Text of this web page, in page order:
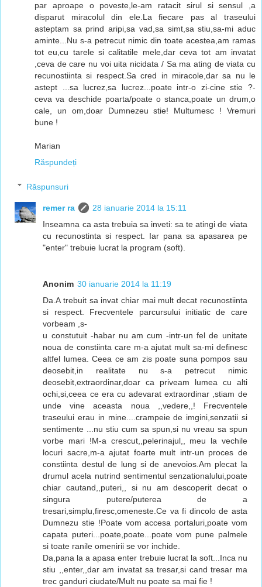
par aproape o poveste,le-am ratacit sirul si sensul ,a
disparut miracolul din ele.La fiecare pas al traseului
asteptam sa prind aripi,sa vad,sa simt,sa stiu,sa-mi aduc
aminte...Nu s-a petrecut nimic din toate acestea,am ramas
tot eu,cu tarele si calitatile mele,dar ceva tot am invatat
,ceva de care nu voi uita nicidata / Sa ma ating de viata cu
recunostiinta si respect.Sa cred in miracole,dar sa nu le
astept ...sa lucrez,sa lucrez...poate intr-o zi-cine stie ?-
ceva va deschide poarta/poate o stanca,poate un drum,o
cale, un om,doar Dumnezeu stie! Multumesc ! Vremuri
bune !
Marian
Răspundeți
Răspunsuri
remer ra
28 ianuarie 2014 la 15:11
Inseamna ca asta trebuia sa inveti: sa te atingi de viata
cu recunostinta si respect. Iar pana sa apasarea pe
"enter" trebuie lucrat la program (soft).
Anonim 30 ianuarie 2014 la 11:19
Da.A trebuit sa invat chiar mai mult decat recunostiinta
si respect. Frecventele parcursului initiatic de care
vorbeam ,s-
u constutuit -habar nu am cum -intr-un fel de unitate
noua de constiinta care m-a ajutat mult sa-mi definesc
altfel lumea. Ceea ce am zis poate suna pompos sau
deosebit,in realitate nu s-a petrecut nimic
deosebit,extraordinar,doar ca priveam lumea cu alti
ochi,si,ceea ce era cu adevarat extraordinar ,stiam de
unde vine aceasta noua ,,vedere,,! Frecventele
traseului erau in mine....crampeie de imgini,senzatii si
sentimente ...nu stiu cum sa spun,si nu vreau sa spun
vorbe mari !M-a crescut,,pelerinajul,, meu la vechile
locuri sacre,m-a ajutat foarte mult intr-un proces de
constiinta destul de lung si de anevoios.Am plecat la
drumul acela nutrind sentimentul senzationalului,poate
chiar cautand,,puteri,, si nu am descoperit decat o
singura putere/puterea de a
tresari,simplu,firesc,omeneste.Ce va fi dincolo de asta
Dumnezu stie !Poate vom accesa portaluri,poate vom
capata puteri...poate,poate...poate vom pune palmele
si toate ranile omenirii se vor inchide.
Da,pana la a apasa enter trebuie lucrat la soft...Inca nu
stiu ,,enter,,dar am invatat sa tresar,si cand tresar ma
trec ganduri ciudate/Mult nu poate sa mai fie !